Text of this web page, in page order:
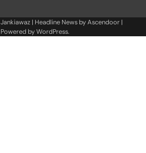
Jankiawaz | Headline News byAscendoor |
Powered byWordPress.